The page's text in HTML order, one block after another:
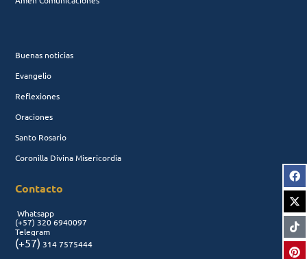
Buenas noticias
Evangelio
Reflexiones
Oraciones
Santo Rosario
Coronilla Divina Misericordia
Contacto
Whatsapp
(+57) 320 6940097
Telegram
(+57) 314 7575444